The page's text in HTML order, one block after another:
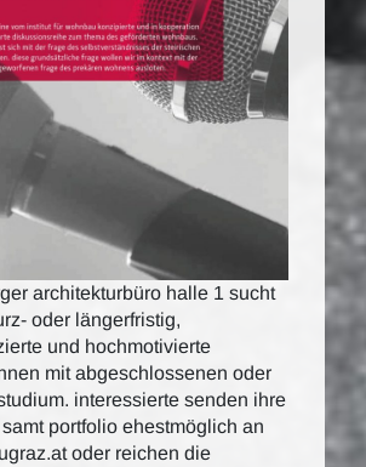
architekturbüro halle 1 sucht
oder längerfristig,
und hochmotivierte
mit abgeschlossenen oder
interessierte senden ihre
portfolio ehestmöglich an
oder reichen die